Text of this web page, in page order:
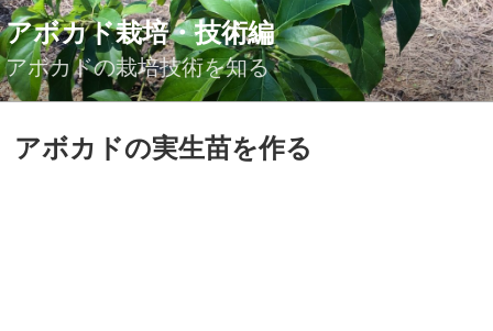
コ
ン
テ
ン
アボカド栽培・技術編
アボカドの栽培技術を知る
投
稿
アボカドの実生苗を作る